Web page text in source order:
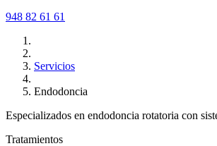
948 82 61 61
Servicios
Endodoncia
Especializados en endodoncia rotatoria con
Tratamientos